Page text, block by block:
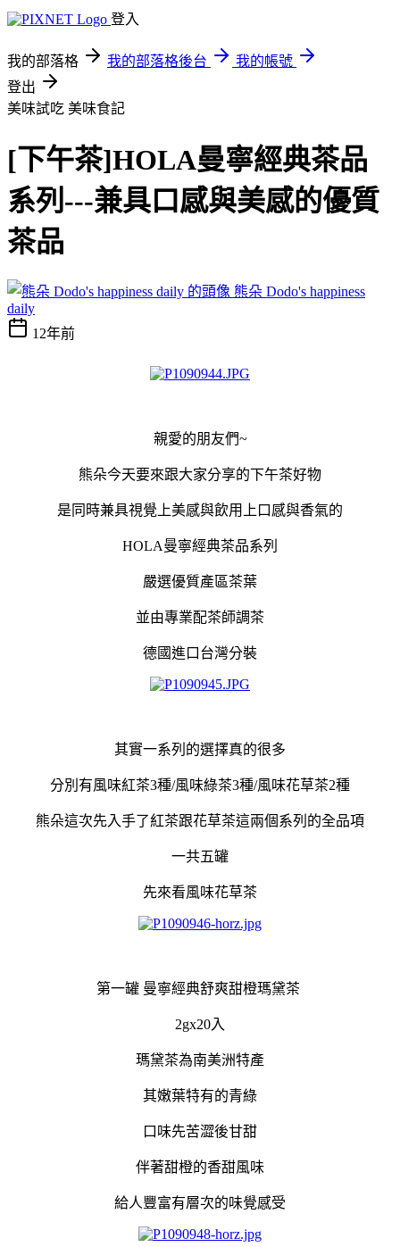
登入
我的部落格 我的部落格後台
我的帳號
登出
美味試吃 美味食記
[下午茶]HOLA曼寧經典茶品
系列---兼具口感與美感的優質
茶品
熊朵 Dodo's happiness
daily
12年前
親愛的朋友們~
熊朵今天要來跟大家分享的下午茶好物
是同時兼具視覺上美感與飲用上口感與香氣的
HOLA曼寧經典茶品系列
嚴選優質產區茶葉
並由專業配茶師調茶
德國進口台灣分裝
其實一系列的選擇真的很多
分別有風味紅茶3種/風味綠茶3種/風味花草茶2種
熊朵這次先入手了紅茶跟花草茶這兩個系列的全品項
一共五罐
先來看風味花草茶
第一罐 曼寧經典舒爽甜橙瑪黛茶
2gx20入
瑪黛茶為南美洲特產
其嫩葉特有的青綠
口味先苦澀後甘甜
伴著甜橙的香甜風味
給人豐富有層次的味覺感受